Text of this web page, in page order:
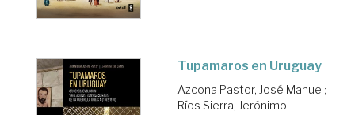
Tupamaros en Uruguay
Azcona Pastor, José Manuel;
Ríos Sierra, Jerónimo